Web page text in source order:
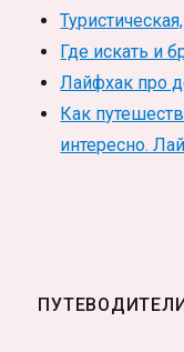
Где искать и
Лайфхак про
Как
интересно.